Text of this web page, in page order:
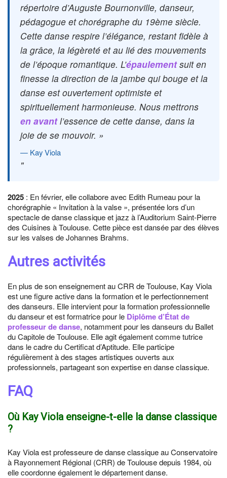
répertoire d’Auguste Bournonville, danseur,
pédagogue et chorégraphe du 19ème siècle.
Cette danse respire l’élégance, restant fidèle à
la grâce, la légèreté et au lié des mouvements
de l’époque romantique. L’épaulementsuit en
finesse la direction de la jambe qui bouge et la
danse est ouvertement optimiste et
spirituellement harmonieuse. Nous mettrons
en avantl’essence de cette danse, dans la
joie de se mouvoir. »
Kay Viola
2025 : En février, elle collabore avec Edith Rumeau pour la
chorégraphie « Invitation à la valse », présentée lors d’un
spectacle de danse classique et jazz à l’Auditorium Saint-Pierre
des Cuisines à Toulouse. Cette pièce est dansée par des élèves
sur les valses de Johannes Brahms.
Autres activités
En plus de son enseignement au CRR de Toulouse, Kay Viola
est une figure active dans la formation et le perfectionnement
des danseurs. Elle intervient pour la formation professionnelle
du danseur et est formatrice pour le Diplôme d’État de
professeur de danse, notamment pour les danseurs du Ballet
du Capitole de Toulouse. Elle agit également comme tutrice
dans le cadre du Certificat d’Aptitude. Elle participe
régulièrement à des stages artistiques ouverts aux
professionnels, partageant son expertise en danse classique.
FAQ
Où Kay Viola enseigne-t-elle la danse classique
?
Kay Viola est professeure de danse classique au Conservatoire
à Rayonnement Régional (CRR) de Toulouse depuis 1984, où
elle coordonne également le département danse.